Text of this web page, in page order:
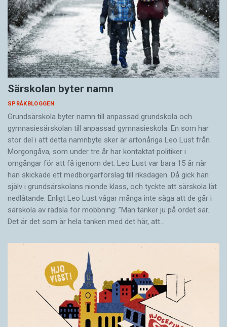
Särskolan byter namn
SPRÅKBLOGGEN
Grundsärskola byter namn till anpassad grundskola och
gymnasiesärskolan till anpassad gymnasieskola. En som har
stor del i att detta namnbyte sker är artonåriga Leo Lust från
Morgongåva, som under tre år har kontaktat politiker i
omgångar för att få igenom det. Leo Lust var bara 15 år när
han skickade ett medborgarförslag till riksdagen. Då gick han
själv i grundsärskolans nionde klass, och tyckte att särskola lät
nedlåtande. Enligt Leo Lust vågar många inte säga att de går i
särskola av rädsla för mobbning: ”Man tänker ju på ordet sär.
Det är det som är hela tanken med det här, att…